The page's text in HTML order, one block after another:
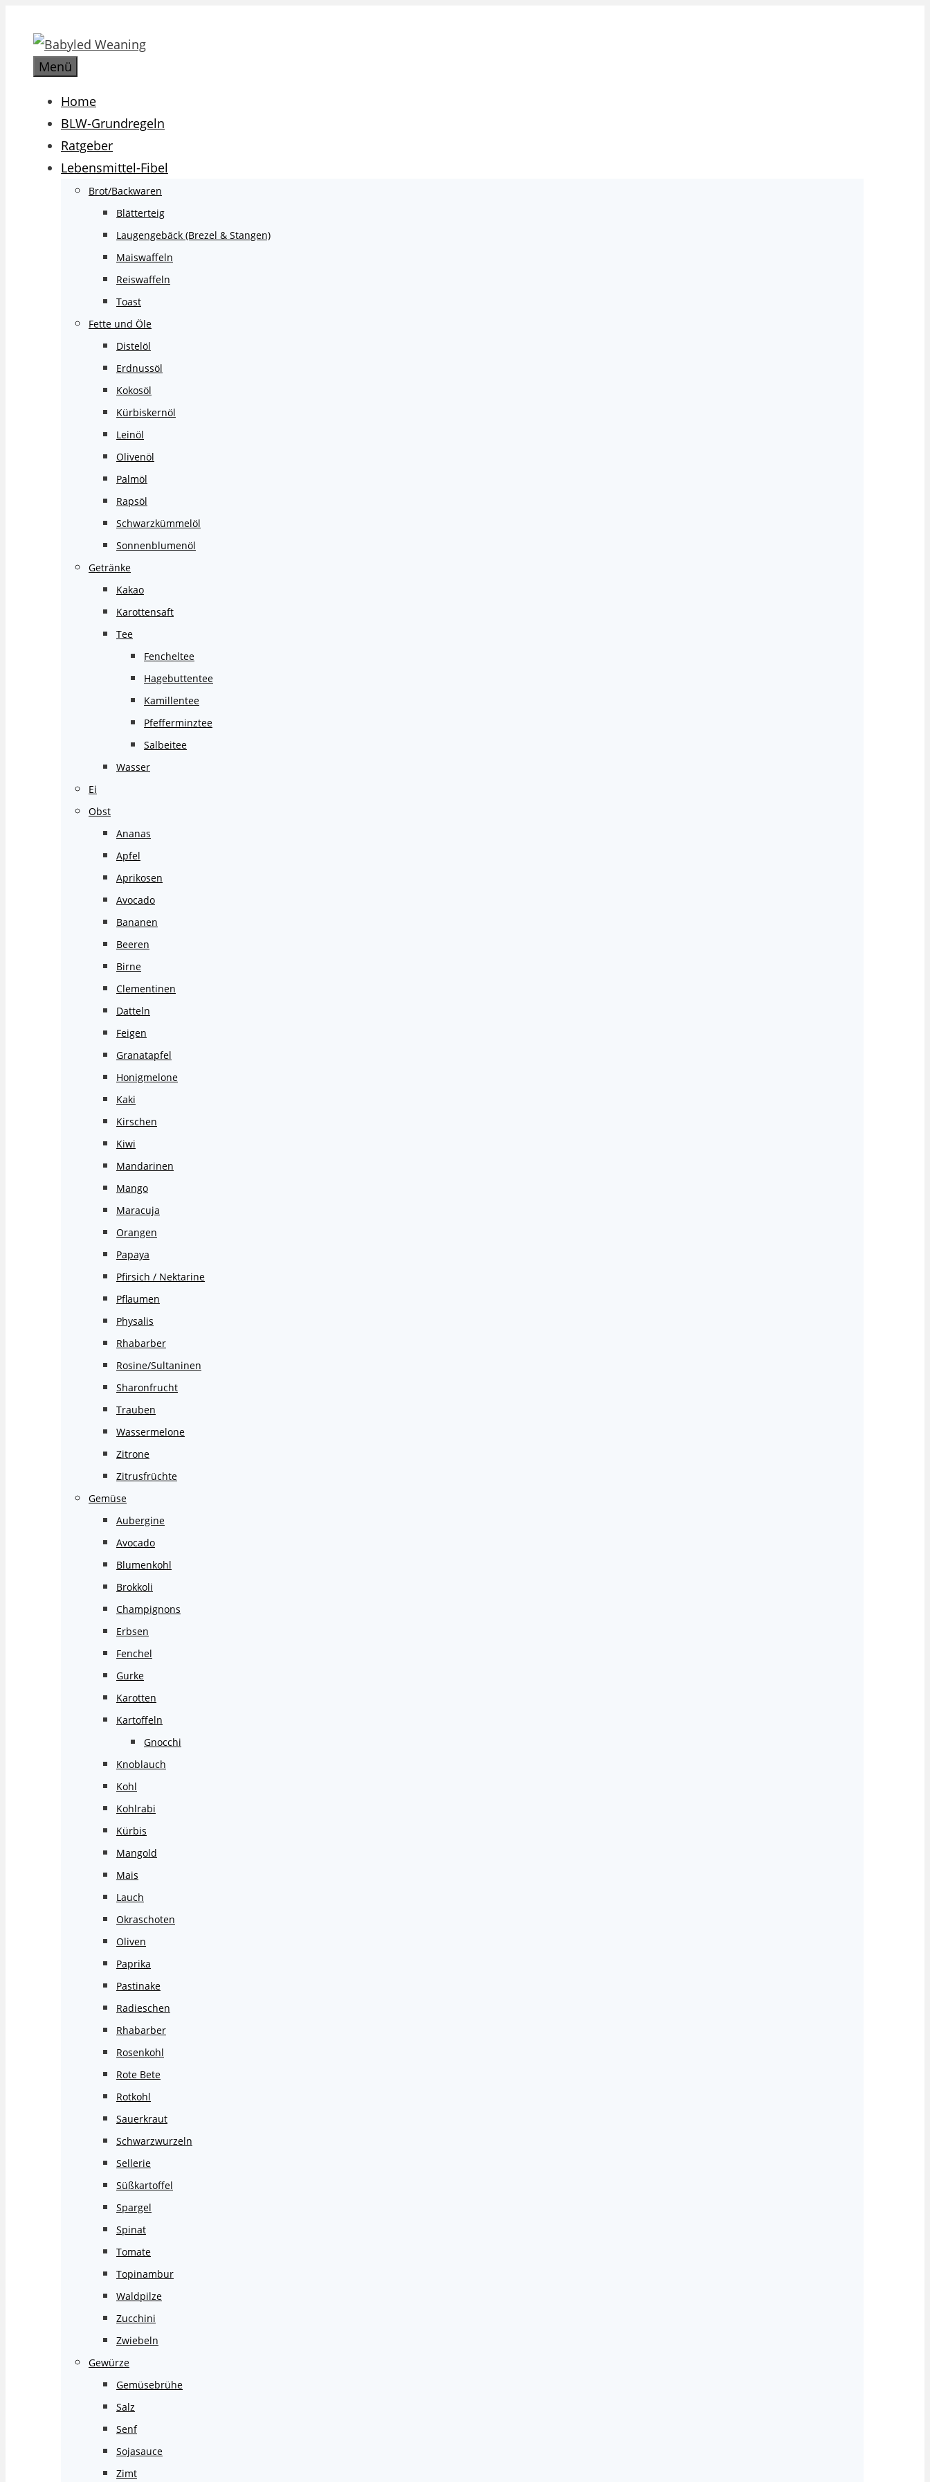
Inhalt
springenMenü
Home
BLW-Grundregeln
Ratgeber
Lebensmittel-Fibel
Brot/Backwaren
Blätterteig
Laugengebäck (Brezel & Stangen)
Maiswaffeln
Reiswaffeln
Toast
Fette und Öle
Distelöl
Erdnussöl
Kokosöl
Kürbiskernöl
Leinöl
Olivenöl
Palmöl
Rapsöl
Schwarzkümmelöl
Sonnenblumenöl
Getränke
Kakao
Karottensaft
Tee
Fencheltee
Hagebuttentee
Kamillentee
Pfefferminztee
Salbeitee
Wasser
Ei
Obst
Ananas
Apfel
Aprikosen
Avocado
Bananen
Beeren
Birne
Clementinen
Datteln
Feigen
Granatapfel
Honigmelone
Kaki
Kirschen
Kiwi
Mandarinen
Mango
Maracuja
Orangen
Papaya
Pfirsich / Nektarine
Pflaumen
Physalis
Rhabarber
Rosine/Sultaninen
Sharonfrucht
Trauben
Wassermelone
Zitrone
Zitrusfrüchte
Gemüse
Aubergine
Avocado
Blumenkohl
Brokkoli
Champignons
Erbsen
Fenchel
Gurke
Karotten
Kartoffeln
Gnocchi
Knoblauch
Kohl
Kohlrabi
Kürbis
Mangold
Mais
Lauch
Okraschoten
Oliven
Paprika
Pastinake
Radieschen
Rhabarber
Rosenkohl
Rote Bete
Rotkohl
Sauerkraut
Schwarzwurzeln
Sellerie
Süßkartoffel
Spargel
Spinat
Tomate
Topinambur
Waldpilze
Zucchini
Zwiebeln
Gewürze
Gemüsebrühe
Salz
Senf
Sojasauce
Zimt